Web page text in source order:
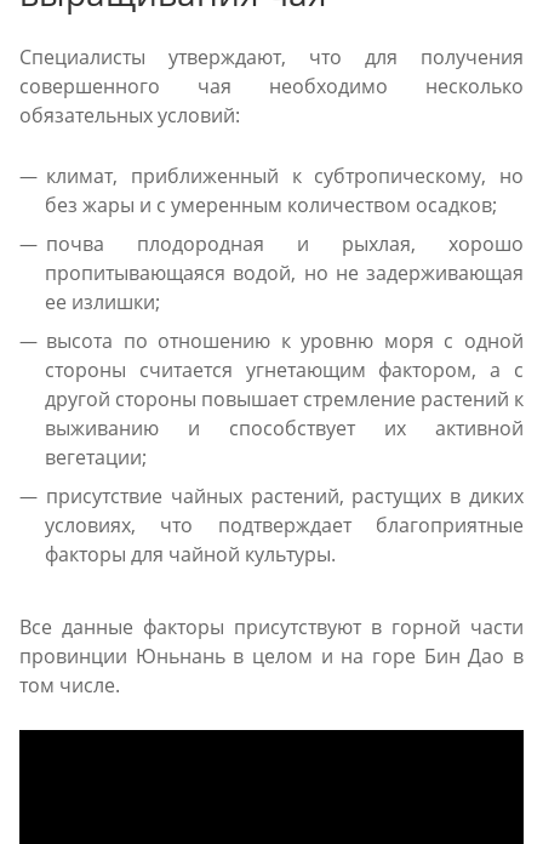
Специалисты утверждают, что для получения
совершенного чая необходимо несколько
обязательных условий:
климат, приближенный к субтропическому, но
без жары и с умеренным количеством осадков;
почва плодородная и рыхлая, хорошо
пропитывающаяся водой, но не задерживающая
ее излишки;
высота по отношению к уровню моря с одной
стороны считается угнетающим фактором, а с
другой стороны повышает стремление растений к
выживанию и способствует их активной
вегетации;
присутствие чайных растений, растущих в диких
условиях, что подтверждает благоприятные
факторы для чайной культуры.
Все данные факторы присутствуют в горной части
провинции Юньнань в целом и на горе Бин Дао в
том числе.